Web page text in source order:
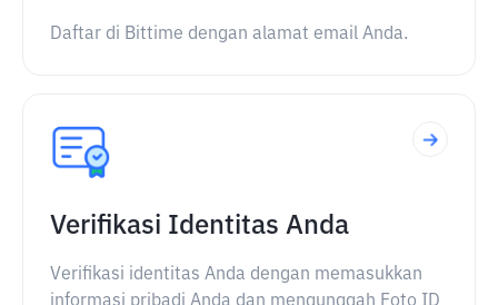
Daftar di Bittime dengan alamat email Anda.
Verifikasi Identitas Anda
Verifikasi identitas Anda dengan memasukkan